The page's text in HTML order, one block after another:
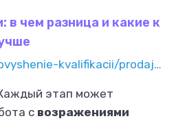
в чем разница и какие к
/povyshenie-kvalifikacii/prodaji/b2b-i-b2c-prodaji-v-chem-raznica-i-kakie-kanaly-rabotayut-luchsh
этап может
с возражениями